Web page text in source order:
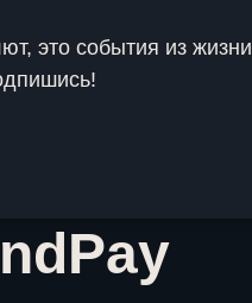
это события из жизни